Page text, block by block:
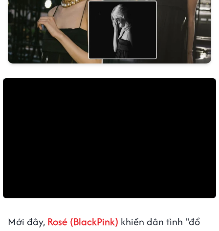
Mới đây, Rosé (BlackPink) khiến dân tình "đổ